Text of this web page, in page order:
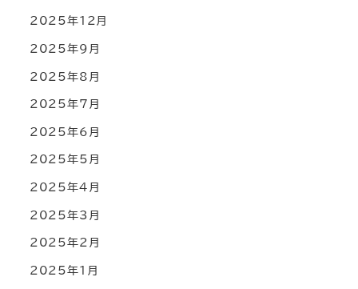
2025年12月
2025年9月
2025年8月
2025年7月
2025年6月
2025年5月
2025年4月
2025年3月
2025年2月
2025年1月